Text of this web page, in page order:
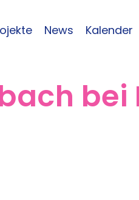
News Kalender
bei